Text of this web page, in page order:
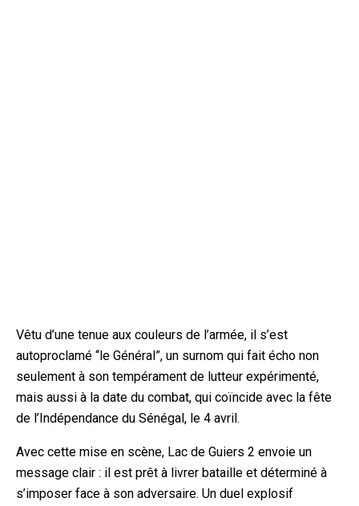
Vêtu d’une tenue aux couleurs de l’armée, il s’est
autoproclamé “le Général”, un surnom qui fait écho non
seulement à son tempérament de lutteur expérimenté,
mais aussi à la date du combat, qui coïncide avec la fête
de l’Indépendance du Sénégal, le 4 avril.
Avec cette mise en scène, Lac de Guiers 2 envoie un
message clair : il est prêt à livrer bataille et déterminé à
s’imposer face à son adversaire. Un duel explosif